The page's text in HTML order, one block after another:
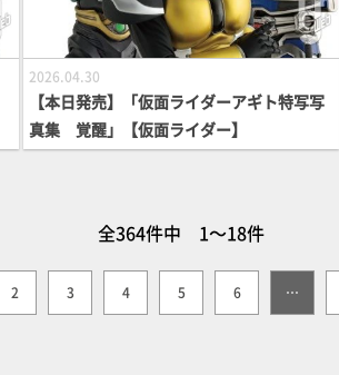
2026.04.30
【本日発売】「仮面ライダーアギト特写写
真集 覚醒」【仮面ライダー】
全364件中 1～18件
2 3 4 5 6 …